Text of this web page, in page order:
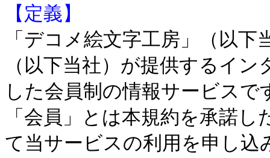
【定義】
「デコメ絵文字工房」（以
（以下当社）が提供するイ
した会員制の情報サービスで
「会員」とは本規約を承諾
て当サービスの利用を申し込